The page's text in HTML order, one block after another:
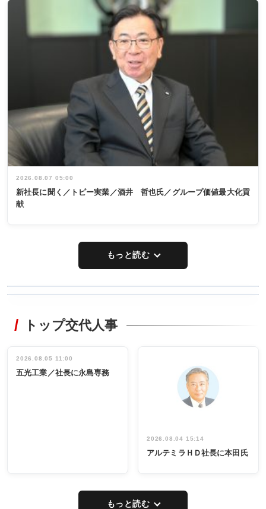
2026.08.07 05:00
新社長に聞く／トピー実業／酒井 哲也氏／グループ価値最大化貢
献
もっと読む
非鉄業界で
インタビュ
ー／社内ア
タックトレー
祝う 業界関
係者ら220人
出席
トップ交代人事
2026.08.05 11:00
五光工業／社長に永島専務
2026.08.04 15:14
アルテミラＨＤ社長に本田氏
もっと読む